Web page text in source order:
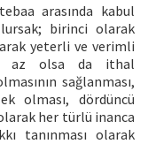
arasında kabul
birinci olarak
yeterli ve verimli
az olsa da ithal
sağlanması,
olması, dördüncü
her türlü inanca
tanınması olarak